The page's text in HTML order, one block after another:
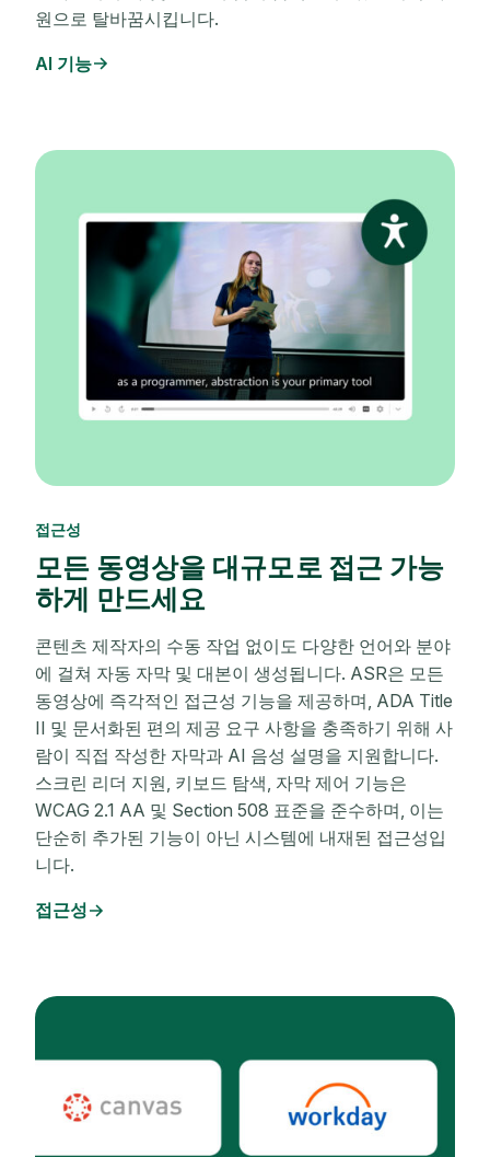
원으로 탈바꿈시킵니다.
AI 기능
접근성
모든 동영상을 대규모로 접근 가능
하게 만드세요
콘텐츠 제작자의 수동 작업 없이도 다양한 언어와 분야
에 걸쳐 자동 자막 및 대본이 생성됩니다. ASR은 모든
동영상에 즉각적인 접근성 기능을 제공하며, ADA Title
II 및 문서화된 편의 제공 요구 사항을 충족하기 위해 사
람이 직접 작성한 자막과 AI 음성 설명을 지원합니다.
스크린 리더 지원, 키보드 탐색, 자막 제어 기능은
WCAG 2.1 AA 및 Section 508 표준을 준수하며, 이는
단순히 추가된 기능이 아닌 시스템에 내재된 접근성입
니다.
접근성